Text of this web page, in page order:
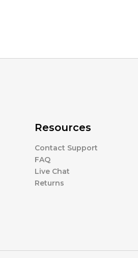
Resources
Contact Support
FAQ
Live Chat
Returns